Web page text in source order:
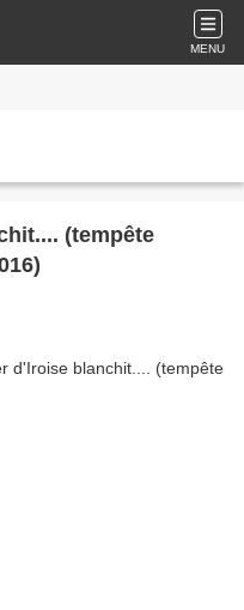
MENU
(tempête